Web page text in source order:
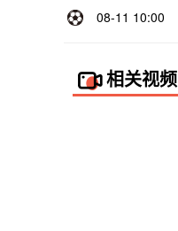
08-11 10:00
相关视频